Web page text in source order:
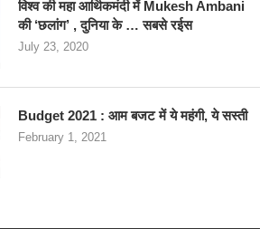
विश्व की महा आर्थिकमंदी में Mukesh Ambani
की ‘छलांग’ , दुनिया के … सबसे रईस
July 23, 2020
Budget 2021 : आम बजट में ये महंगी, ये सस्‍ती
February 1, 2021